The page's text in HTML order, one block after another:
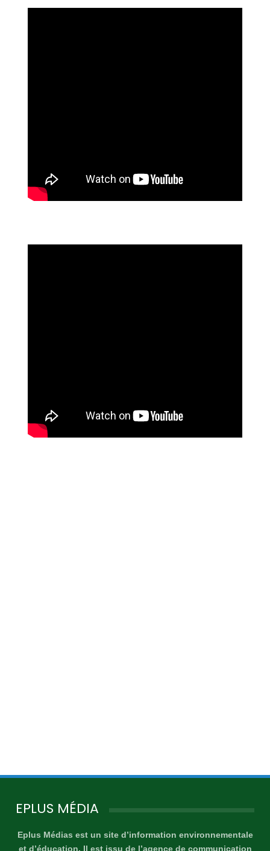
EPLUS MÉDIA
Eplus Médias est un site d’information environnementale
et d’éducation. Il est issu de l’agence de communication